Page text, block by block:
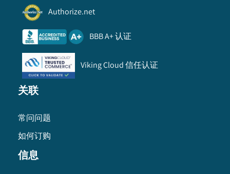
Authorize.net
BBB A+ 认证
Viking Cloud 信任认证
关联
常问问题
如何订购
信息